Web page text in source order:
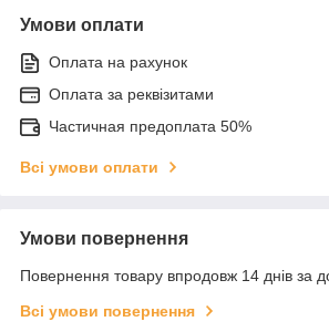
Умови оплати
Оплата на рахунок
Оплата за реквізитами
Частичная предоплата 50%
Всі умови оплати
Умови повернення
Повернення товару впродовж 14 днів за
Всі умови повернення